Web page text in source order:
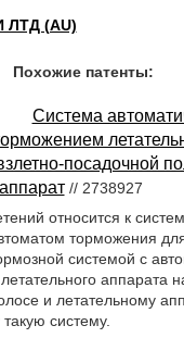
ЛТД (AU)
Похожие патенты:
Система
посадочной
// 2738927
относится к
торможения
системой с
аппарата
и летательному
систему.